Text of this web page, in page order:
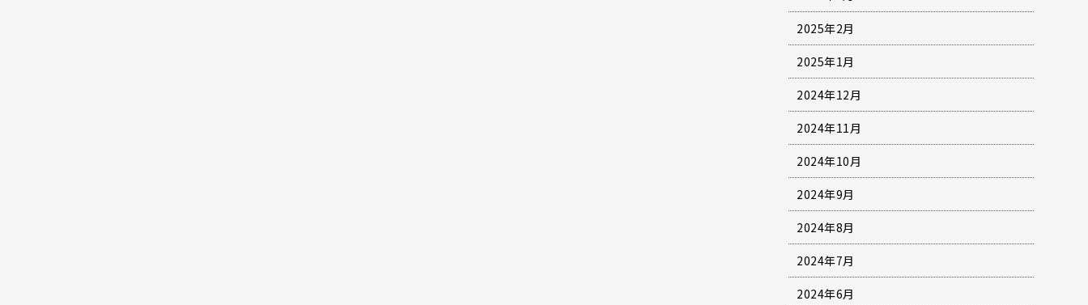
2025年2月
2025年1月
2024年12月
2024年11月
2024年10月
2024年9月
2024年8月
2024年7月
2024年6月